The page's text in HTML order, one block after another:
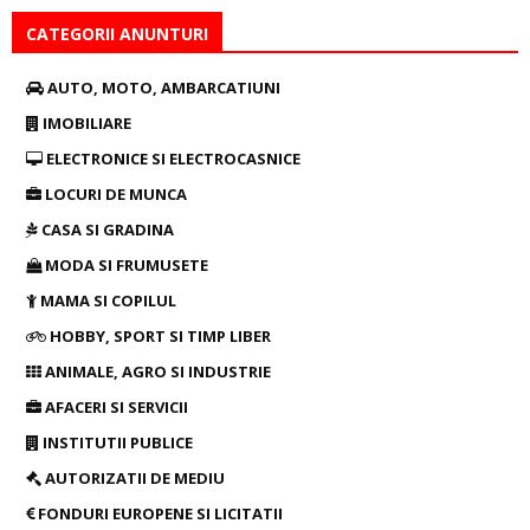
CATEGORII ANUNTURI
AUTO, MOTO, AMBARCATIUNI
IMOBILIARE
ELECTRONICE SI ELECTROCASNICE
LOCURI DE MUNCA
CASA SI GRADINA
MODA SI FRUMUSETE
MAMA SI COPILUL
HOBBY, SPORT SI TIMP LIBER
ANIMALE, AGRO SI INDUSTRIE
AFACERI SI SERVICII
INSTITUTII PUBLICE
AUTORIZATII DE MEDIU
FONDURI EUROPENE SI LICITATII